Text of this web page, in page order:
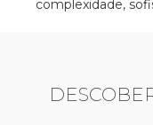
complexidade,